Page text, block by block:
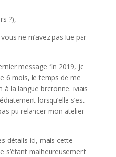
?),
ne m’avez pas lue par
message fin 2019, je
6 mois, le temps de me
à la langue bretonne. Mais
lorsqu’elle s’est
pu relancer mon atelier
détails ici, mais cette
s’étant malheureusement